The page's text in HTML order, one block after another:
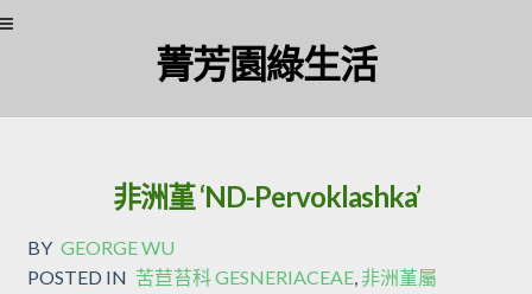
菁芳園綠生活
非洲堇 ‘ND-Pervoklashka’
BY GEORGE WU
POSTED IN 苦苣苔科 GESNERIACEAE, 非洲堇屬